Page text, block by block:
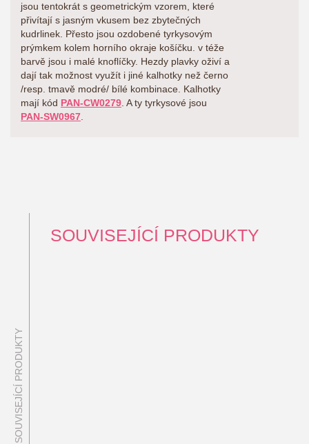
jsou tentokrát s geometrickým vzorem, které
přivítají s jasným vkusem bez zbytečných
kudrlinek. Přesto jsou ozdobené tyrkysovým
prýmkem kolem horního okraje košíčku. v téže
barvě jsou i malé knoflíčky. Hezdy plavky oživí a
dají tak možnost využít i jiné kalhotky než černo
/resp. tmavě modré/ bílé kombinace. Kalhotky
mají kód PAN-CW0279 . A ty tyrkysové jsou
PAN-SW0967
SOUVISEJÍCÍ PRODUKTY
SOUVISEJÍCÍ PRODUKTY